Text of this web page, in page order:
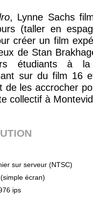
, Lynne Sachs
(taller en
créer un film
de Stan
étudiants à
sur du film 16
de les accrocher
collectif à
sur serveur (NTSC)
écran)
ips